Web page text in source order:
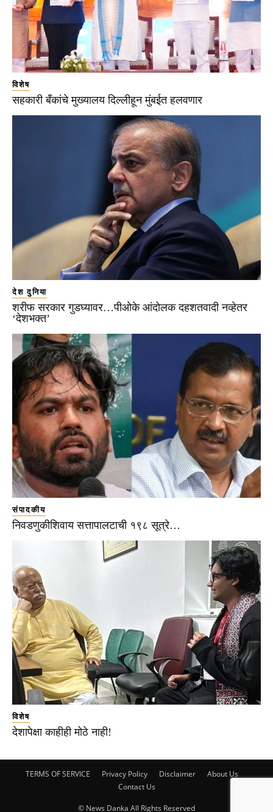
विशेष
सहकारी बँकांचे मुख्यालय दिल्लीहून मुंबईत हलवणार
देश दुनिया
शरीफ सरकार गुडघ्यावर…पीओके आंदोलक दहशतवादी नव्हेतर
‘देशभक्त’
संपादकीय
निवडणुकीशिवाय सत्तापालटाची १९८ सूत्रे…
विशेष
देशापेक्षा काहीही मोठे नाही!
TERMS OF SERVICE Privacy Policy Disclaimer
About Us
Contact Us
© News Danka All Rights Reserved